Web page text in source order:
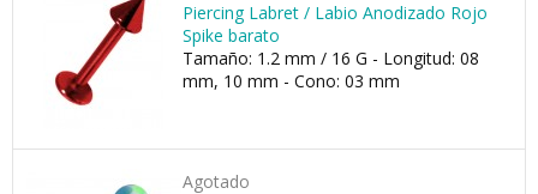
Piercing Labret / Labio Anodizado Rojo
Spike barato
Tamaño: 1.2 mm / 16 G - Longitud: 08
mm, 10 mm - Cono: 03 mm
Agotado